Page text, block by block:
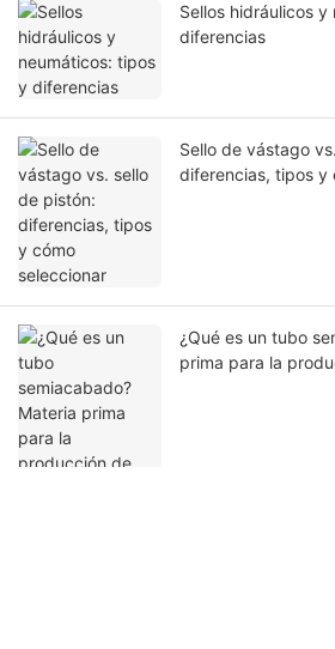
Sellos hidráulicos
diferencias
Sello de vástago
diferencias, tipos y
¿Qué es un tubo
prima para la